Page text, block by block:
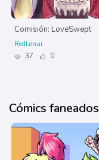
Comisión: LoveSwept
RedLenai
37
0
Cómics faneados